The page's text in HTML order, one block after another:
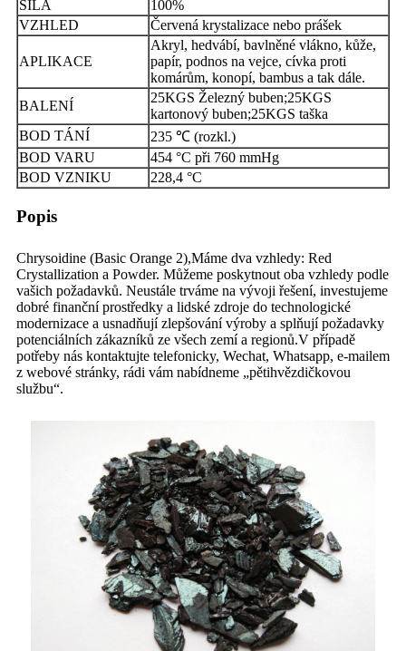
SÍLA
100%
VZHLED
Červená krystalizace nebo prášek
APLIKACE
Akryl, hedvábí, bavlněné vlákno, kůže,
papír, podnos na vejce, cívka proti
komárům, konopí, bambus a tak dále.
BALENÍ
25KGS Železný buben;25KGS
kartonový buben;25KGS taška
BOD TÁNÍ
235 ℃ (rozkl.)
BOD VARU
454 °C při 760 mmHg
BOD VZNIKU
228,4 °C
Popis
Chrysoidine (Basic Orange 2),Máme dva vzhledy: Red
Crystallization a Powder. Můžeme poskytnout oba vzhledy podle
vašich požadavků. Neustále trváme na vývoji řešení, investujeme
dobré finanční prostředky a lidské zdroje do technologické
modernizace a usnadňují zlepšování výroby a splňují požadavky
potenciálních zákazníků ze všech zemí a regionů.V případě
potřeby nás kontaktujte telefonicky, Wechat, Whatsapp, e-mailem
z webové stránky, rádi vám nabídneme „pětihvězdičkovou
službu“.